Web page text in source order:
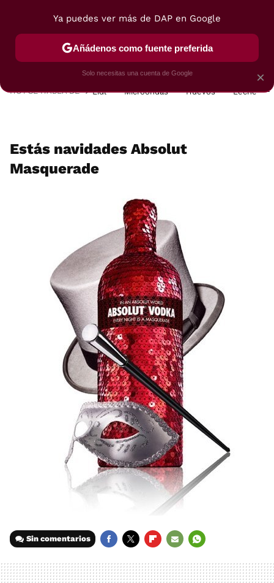
POSTRES VIAJES SELECCIÓN VEGUI
HOY SE HABLA DE Lidl Microondas Huevos Leche
Estás navidades Absolut
Masquerade
Sin comentarios
MAIL
×
Ya puedes ver más de DAP en Google
Añádenos como fuente preferida
Solo necesitas una cuenta de Google